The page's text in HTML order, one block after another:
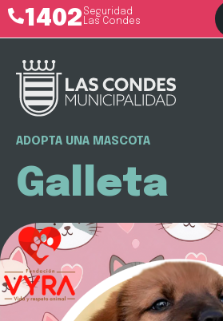
1402 Seguridad
Las Condes
ADOPTA UNA MASCOTA
Galleta